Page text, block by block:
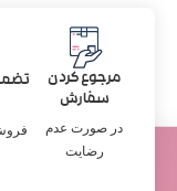
مرجوع کردن
سفارش
در صورت عدم
رضایت